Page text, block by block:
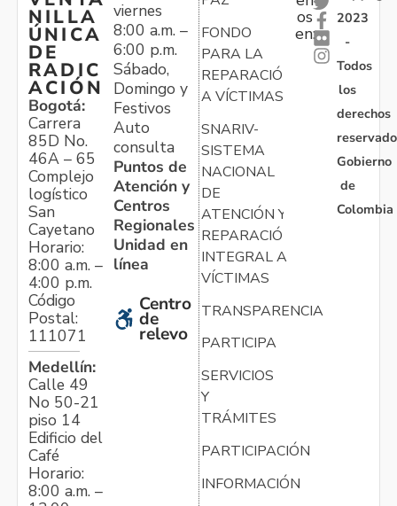
NILLA
ÚNICA
DE
RADIC
ACIÓN
Bogotá:
Carrera
85D No.
46A – 65
Complejo
logístico
San
Cayetano
Horario:
8:00 a.m. –
4:00 p.m.
Código
Postal:
111071
Medellín:
Calle 49
No 50-21
piso 14
Edificio del
Café
Horario:
8:00 a.m. –
viernes
8:00 a.m. –
6:00 p.m.
Sábado,
Domingo y
Festivos
Auto
consulta
Puntos de
Atención y
Centros
Regionales
Unidad en
línea
Centro
de
relevo
FONDO
PARA LA
REPARACIÓN
A VÍCTIMAS
SNARIV-
SISTEMA
NACIONAL
DE
ATENCIÓN Y
REPARACIÓN
INTEGRAL A
VÍCTIMAS
TRANSPARENCIA
PARTICIPA
SERVICIOS
Y
TRÁMITES
PARTICIPACIÓN
INFORMACIÓN
os
en:
2023
-
Todos
los
derechos
Gobierno
de
Colombia